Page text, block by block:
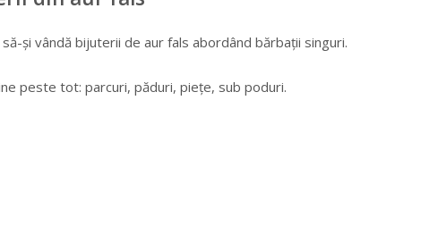
și vândă bijuterii de aur fals abordând bărbații singuri.
peste tot: parcuri, păduri, piețe, sub poduri.